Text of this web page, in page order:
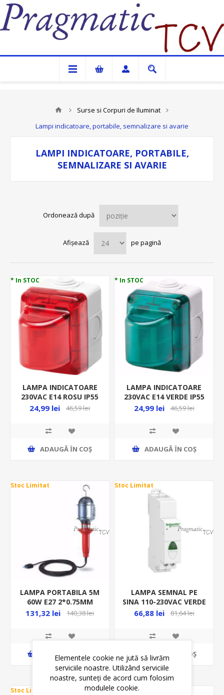
Pragmatic TCV
Surse si Corpuri de Iluminat
Lampi indicatoare, portabile, semnalizare si avarie
LAMPI INDICATOARE, PORTABILE,
SEMNALIZARE SI AVARIE
Ordonează după
Afișează pe pagină
* In STOC
LAMPA INDICATOARE
230VAC E14 ROSU IP55
GW 27415
24,99 lei 46,59 lei
ADAUGĂ ȊN COŞ
* In STOC
LAMPA INDICATOARE
230VAC E14 VERDE IP55
GW 27416
24,99 lei 46,59 lei
ADAUGĂ ȊN COŞ
Stoc Limitat
LAMPA PORTABILA 5M
60W E27 2*0.75MM
770.207
131,32 lei 140,38 lei
ADAUGĂ ȊN COŞ
Stoc Limitat
LAMPA SEMNAL PE
SINA 110-230VAC VERDE
A9E18321
66,88 lei 81,64 lei
ADAUGĂ ȊN COŞ
Stoc Limitat * In STOC
Elementele cookie ne jută să livrăm
serviciile noastre. Utilizând serviciile
noastre, sunteți de acord cum folosim
modulele cookie.